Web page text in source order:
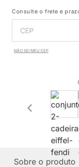
Consulte o frete e
NÃO SEI MEU CEP
Sobre o produto